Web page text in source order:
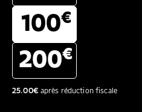
100€
200€
25.00€après réduction fiscale